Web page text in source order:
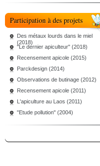
Participation à des projets
Des métaux lourds dans le miel
(2018)
"Le dernier apiculteur" (2018)
Recensement apicole (2015)
Parckdesign (2014)
Observations de butinage (2012)
Recensement apicole (2011)
L'apiculture au Laos (2011)
"Etude pollution" (2004)